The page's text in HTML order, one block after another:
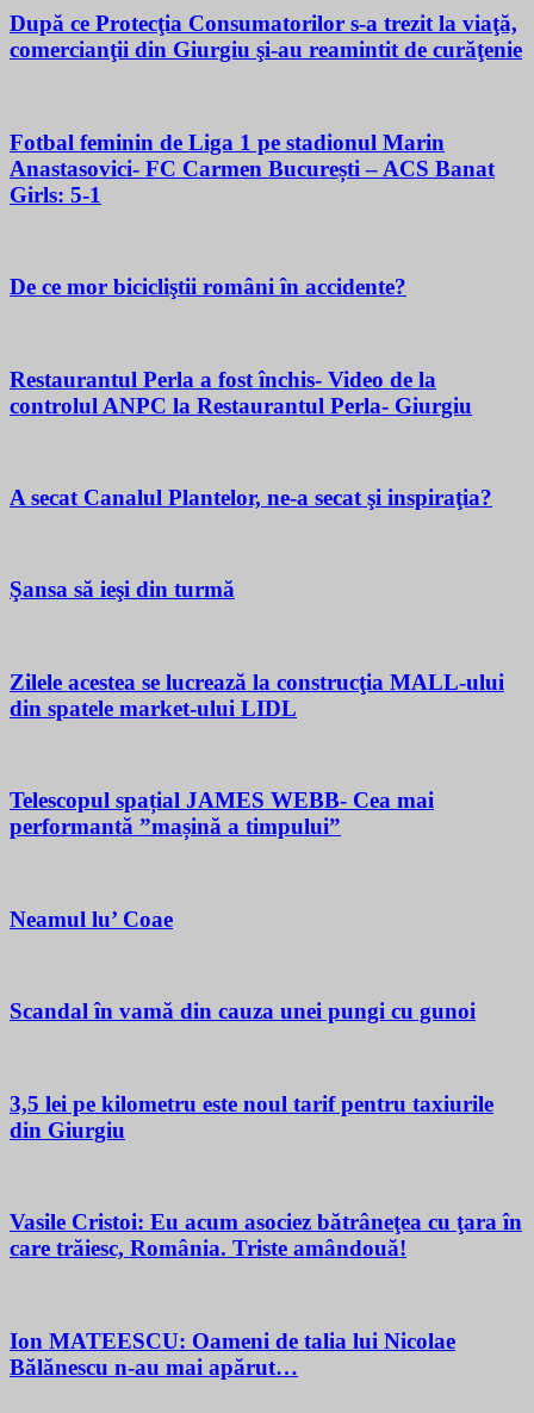
După ce Protecţia Consumatorilor s-a trezit la viaţă,
comercianţii din Giurgiu şi-au reamintit de curăţenie
Fotbal feminin de Liga 1 pe stadionul Marin
Anastasovici- FC Carmen București – ACS Banat
Girls: 5-1
De ce mor bicicliştii români în accidente?
Restaurantul Perla a fost închis- Video de la
controlul ANPC la Restaurantul Perla- Giurgiu
A secat Canalul Plantelor, ne-a secat şi inspiraţia?
Şansa să ieşi din turmă
Zilele acestea se lucrează la construcţia MALL-ului
din spatele market-ului LIDL
Telescopul spațial JAMES WEBB- Cea mai
performantă ”mașină a timpului”
Neamul lu’ Coae
Scandal în vamă din cauza unei pungi cu gunoi
3,5 lei pe kilometru este noul tarif pentru taxiurile
din Giurgiu
Vasile Cristoi: Eu acum asociez bătrâneţea cu ţara în
care trăiesc, România. Triste amândouă!
Ion MATEESCU: Oameni de talia lui Nicolae
Bălănescu n-au mai apărut…